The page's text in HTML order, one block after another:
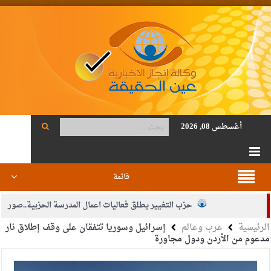
أغسطس 08, 2026
قائمة
حزب التغيير يطلق فعاليات اعمال المدرسة الحزبية..صور
الجيش يفتح باب التجنيد لحملة البكالوريوس في الحقوق والقانون
الرئيسية عرب وعالم إسرائيل وسوريا تتفقان على وقف إطلاق نار
مدعوم من الأردن ودول مجاورة